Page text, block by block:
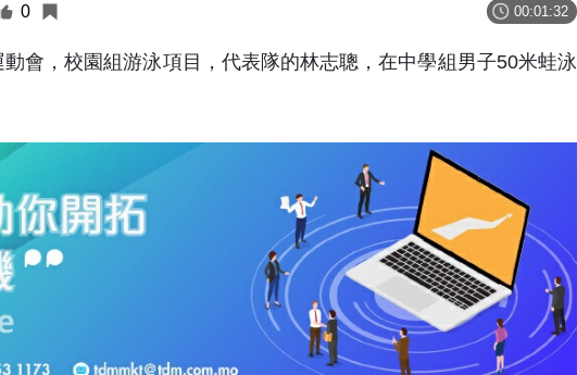
0 00:01:32
會，校園組游泳項目，代表隊的林志聰，在中學組男子50米蛙泳